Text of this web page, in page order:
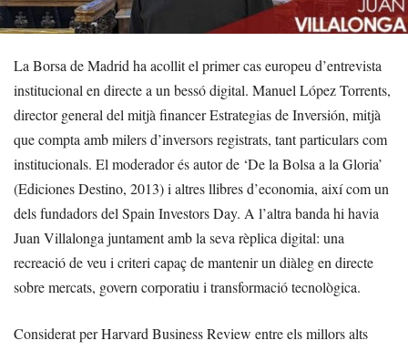
La Borsa de Madrid ha acollit el primer cas europeu d’entrevista
institucional en directe a un bessó digital. Manuel López Torrents,
director general del mitjà financer Estrategias de Inversión, mitjà
que compta amb milers d’inversors registrats, tant particulars com
institucionals. El moderador és autor de ‘De la Bolsa a la Gloria’
(Ediciones Destino, 2013) i altres llibres d’economia, així com un
dels fundadors del Spain Investors Day. A l’altra banda hi havia
Juan Villalonga juntament amb la seva rèplica digital: una
recreació de veu i criteri capaç de mantenir un diàleg en directe
sobre mercats, govern corporatiu i transformació tecnològica.
Considerat per Harvard Business Review entre els millors alts